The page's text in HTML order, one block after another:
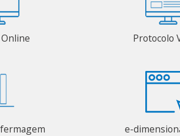
Protocolo
e-